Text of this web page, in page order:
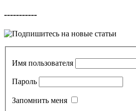
-----------
Имя пользователя
Пароль
Запомнить меня